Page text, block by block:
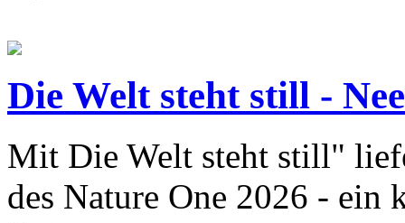
Die Welt steht still -
Mit Die Welt steht still"
des Nature One 2026 - ein